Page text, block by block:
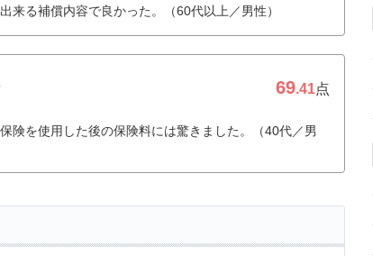
来る補償内容で良かった。（60代以上／男性）
69.41点
険を使用した後の保険料には驚きました。（40代／男